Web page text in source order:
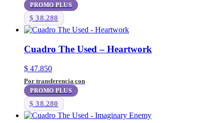
PROMO PLUS
$ 38.280
Cuadro The Used – Heartwork
$ 47.850
Por transferencia con
PROMO PLUS
$ 38.280